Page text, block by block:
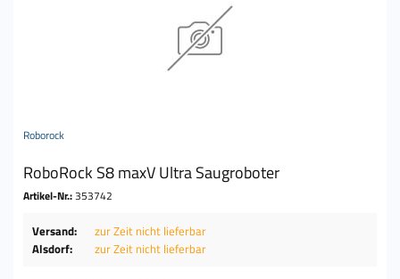
Roborock
RoboRock S8 maxV Ultra Saugroboter
Artikel-Nr.:353742
Versand:
zur Zeit nicht lieferbar
Alsdorf:
zur Zeit nicht lieferbar